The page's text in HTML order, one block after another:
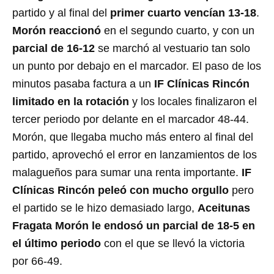
partido y al final del primer cuarto vencían 13-18.
Morón reaccionó en el segundo cuarto, y con un
parcial de 16-12 se marchó al vestuario tan solo
un punto por debajo en el marcador. El paso de los
minutos pasaba factura a un IF Clínicas Rincón
limitado en la rotación y los locales finalizaron el
tercer periodo por delante en el marcador 48-44.
Morón, que llegaba mucho más entero al final del
partido, aprovechó el error en lanzamientos de los
malagueños para sumar una renta importante. IF
Clínicas Rincón peleó con mucho orgullo pero
el partido se le hizo demasiado largo, Aceitunas
Fragata Morón le endosó un parcial de 18-5 en
el último periodo con el que se llevó la victoria
por 66-49.